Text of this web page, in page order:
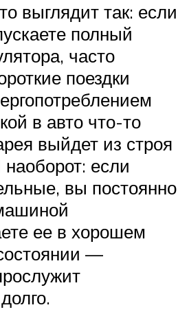
выглядит так: если
полный
часто
поездки
в авто что-то
выйдет из строя
если
вы постоянно
ее в хорошем
—